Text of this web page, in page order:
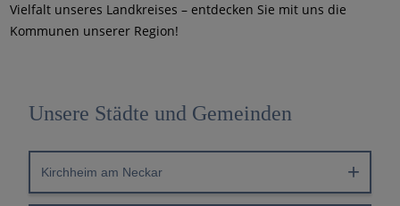
Vielfalt unseres Landkreises – entdecken Sie mit uns die
Kommunen unserer Region!
Unsere Städte und Gemeinden
Kirchheim am Neckar